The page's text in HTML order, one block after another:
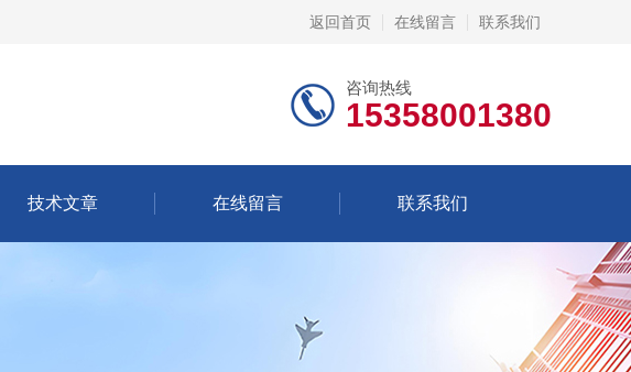
返回首页 在线留言 联系我们
咨询热线
15358001380
技术文章 在线留言 联系我们